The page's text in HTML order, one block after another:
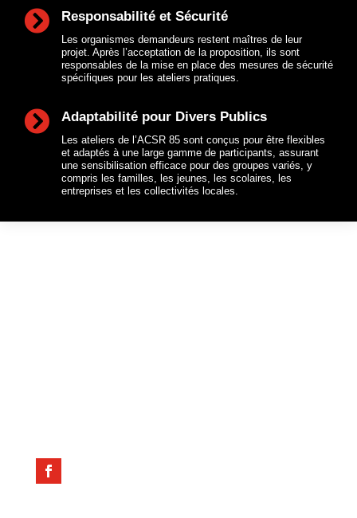
 Responsabilité et Sécurité
Les organismes demandeurs restent maîtres de leur
projet. Après l’acceptation de la proposition, ils sont
responsables de la mise en place des mesures de sécurité
spécifiques pour les ateliers pratiques.
 Adaptabilité pour Divers Publics
Les ateliers de l’ACSR 85 sont conçus pour être flexibles
et adaptés à une large gamme de participants, assurant
une sensibilisation efficace pour des groupes variés, y
compris les familles, les jeunes, les scolaires, les
entreprises et les collectivités locales.